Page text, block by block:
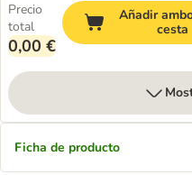
Precio
total
0,00 €
Añadir
cesta
Ficha de producto